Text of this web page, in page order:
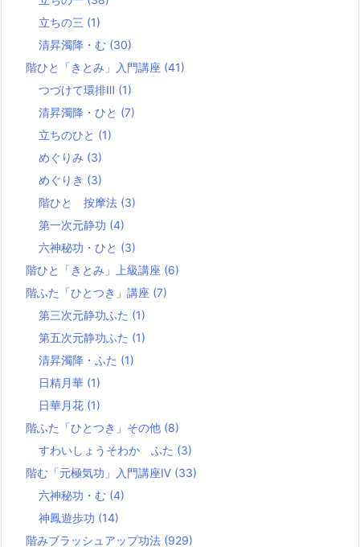
立ちの三 (1)
清昇濁降・む (30)
階ひと「きとみ」入門講座 (41)
つづけて環排Ⅲ (1)
清昇濁降・ひと (7)
立ちのひと (1)
めぐりみ (3)
めぐりき (3)
階ひと 按摩法 (3)
第一次元静功 (4)
六神秘功・ひと (3)
階ひと「きとみ」上級講座 (6)
階ふた「ひとつき」講座 (7)
第三次元静功ふた (1)
第五次元静功ふた (1)
清昇濁降・ふた (1)
日精月華 (1)
日華月花 (1)
階ふた「ひとつき」その他 (8)
すわいしょうそわか ふた (3)
階む「元極気功」入門講座Ⅳ (33)
六神秘功・む (4)
神鳳遊歩功 (14)
階みブラッシュアップ功法 (929)